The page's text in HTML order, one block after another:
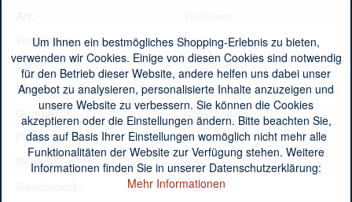
Verschluss:
Korken
Land:
Deutschland
Region:
Mosel
Qualität:
VDP. Ortswein
Farbe:
Weiß
Rebsorte:
Riesling
trocken
Um Ihnen ein bestmögliches Shopping-Erlebnis zu bieten,
verwenden wir Cookies. Einige von diesen Cookies sind notwendig
für den Betrieb dieser Website, andere helfen uns dabei unser
Angebot zu analysieren, personalisierte Inhalte anzuzeigen und
unsere Website zu verbessern. Sie können die Cookies
akzeptieren oder die Einstellungen ändern. Bitte beachten Sie,
dass auf Basis Ihrer Einstellungen womöglich nicht mehr alle
Funktionalitäten der Website zur Verfügung stehen. Weitere
Informationen finden Sie in unserer Datenschutzerklärung:
Mehr Informationen